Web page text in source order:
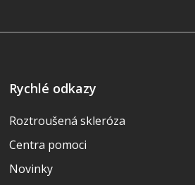
Rychlé odkazy
Roztroušená skleróza
Centra pomoci
Novinky